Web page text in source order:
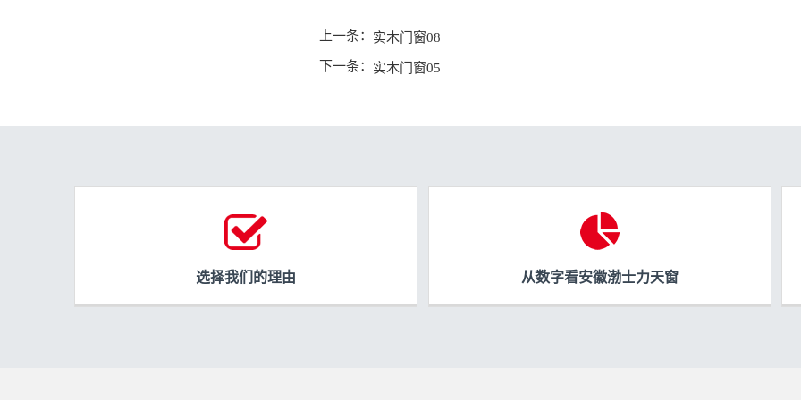
上一条： 实木门窗08
下一条： 实木门窗05
选择我们的理由 从数字看安徽渤士力天窗